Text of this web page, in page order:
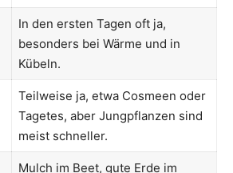
In den ersten Tagen oft ja,
besonders bei Wärme und in
Kübeln.
Teilweise ja, etwa Cosmeen oder
Tagetes, aber Jungpflanzen sind
meist schneller.
Mulch im Beet, gute Erde im